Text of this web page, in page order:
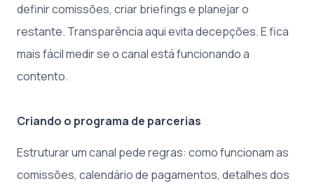
definir comissões, criar briefings e planejar o
restante. Transparência aqui evita decepções. E fica
mais fácil medir se o canal está funcionando a
contento.
Criando o programa de parcerias
Estruturar um canal pede regras: como funcionam as
comissões, calendário de pagamentos, detalhes dos